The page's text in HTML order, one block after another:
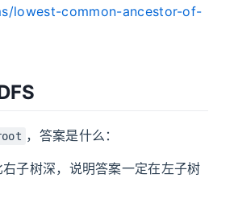
lowest-common-ancestor-of-
，答案是什么：
子树深，说明答案一定在左子树